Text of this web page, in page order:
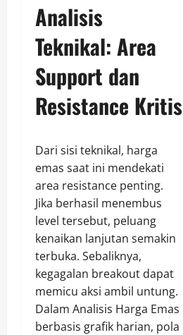
Analisis
Teknikal: Area
Support dan
Resistance Kritis
Dari sisi teknikal, harga
emas saat ini mendekati
area resistance penting.
Jika berhasil menembus
level tersebut, peluang
kenaikan lanjutan semakin
terbuka. Sebaliknya,
kegagalan breakout dapat
memicu aksi ambil untung.
Dalam Analisis Harga Emas
berbasis grafik harian, pola